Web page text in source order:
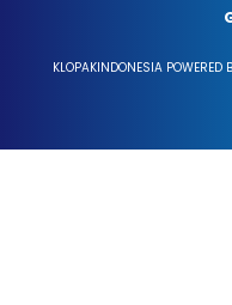
KLOPAKINDONESIA